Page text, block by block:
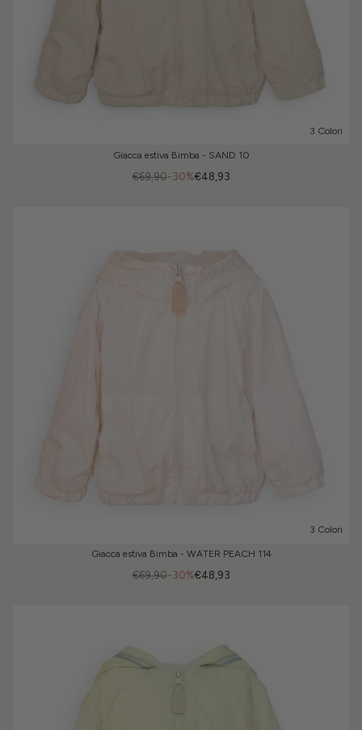
3 Colori
Giacca estiva Bimba - SAND 10
-30%
€69,90 €48,93
3 Colori
Giacca estiva Bimba - WATER PEACH 114
-30%
€69,90 €48,93